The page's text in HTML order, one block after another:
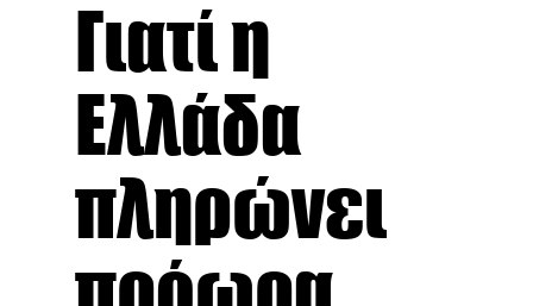
Γιατί η
Ελλάδα
πληρώνει